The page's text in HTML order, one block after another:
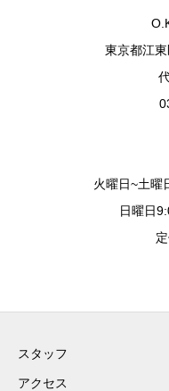
東京都江
火曜日~土曜
日曜日
スタッフ
アクセス